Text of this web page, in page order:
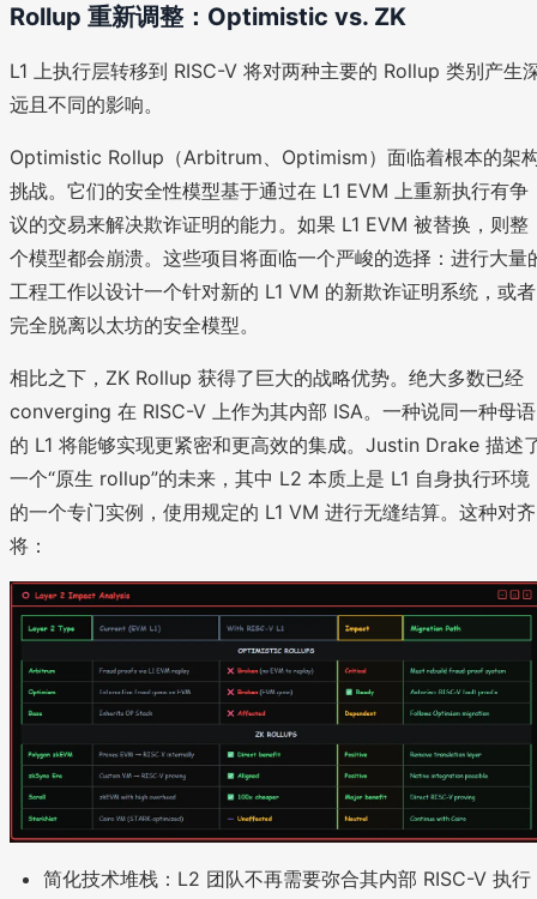
Rollup 重新调整：Optimistic vs. ZK
L1 上执行层转移到 RISC-V 将对两种主要的 Rollup 类别产生
远且不同的影响。
Optimistic Rollup（Arbitrum、Optimism）面临着根本的架
挑战。它们的安全性模型基于通过在 L1 EVM 上重新执行有争
议的交易来解决欺诈证明的能力。如果 L1 EVM 被替换，则整
个模型都会崩溃。这些项目将面临一个严峻的选择：进行大量
工程工作以设计一个针对新的 L1 VM 的新欺诈证明系统，或者
完全脱离以太坊的安全模型。
相比之下，ZK Rollup 获得了巨大的战略优势。绝大多数已经
converging 在 RISC-V 上作为其内部 ISA。一种说同一种母语
的 L1 将能够实现更紧密和更高效的集成。Justin Drake 描述
一个“原生 rollup”的未来，其中 L2 本质上是 L1 自身执行环境
的一个专门实例，使用规定的 L1 VM 进行无缝结算。这种对齐
将：
简化技术堆栈：L2 团队不再需要弥合其内部 RISC-V 执行